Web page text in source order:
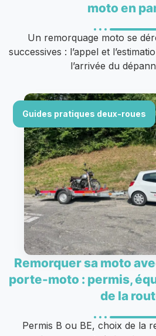
moto en
Un remorquage moto se
successives : l’appel et
l’arrivée du
Guides pratiques deux-roues
Remorquer sa moto
porte-moto : permis,
de la
Permis B ou BE, choix de la